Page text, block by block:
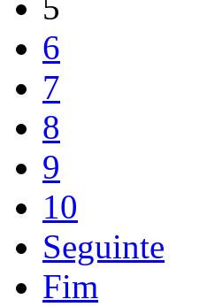
5
6
7
8
9
10
Seguinte
Fim